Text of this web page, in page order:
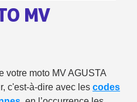
sous 14 jours
première commande
MV
votre moto MV AGUSTA
c'est-à-dire avec les codes